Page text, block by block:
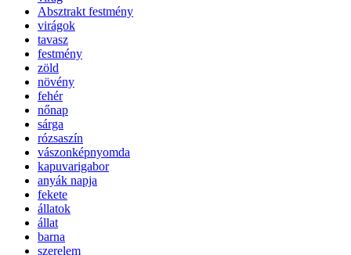
Absztrakt festmény
virágok
tavasz
festmény
zöld
növény
fehér
nőnap
sárga
rózsaszín
vászonképnyomda
kapuvarigabor
anyák napja
fekete
állatok
állat
barna
szerelem